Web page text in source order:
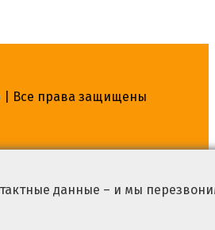
| Все права защищены
данные – и мы